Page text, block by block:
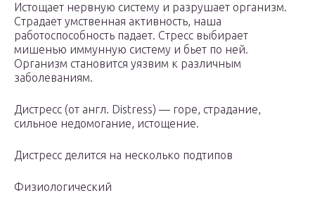
Истощает нервную систему и разрушает организм.
Страдает умственная активность, наша
работоспособность падает. Стресс выбирает
мишенью иммунную систему и бьет по ней.
Организм становится уязвим к различным
заболеваниям.
Дистресс (от англ. Distress) — горе, страдание,
сильное недомогание, истощение.
Дистресс делится на несколько подтипов
Физиологический